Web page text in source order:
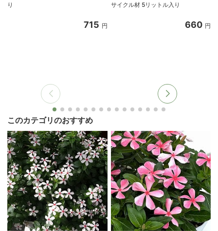
り
715 円
サイクル材 5リットル入り
660 円
このカテゴリのおすすめ